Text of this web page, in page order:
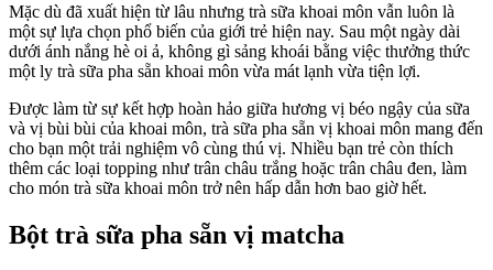
Mặc dù đã xuất hiện từ lâu nhưng trà sữa khoai môn vẫn luôn là
một sự lựa chọn phổ biến của giới trẻ hiện nay. Sau một ngày dài
dưới ánh nắng hè oi ả, không gì sảng khoái bằng việc thưởng thức
một ly trà sữa pha sẵn khoai môn vừa mát lạnh vừa tiện lợi.
Được làm từ sự kết hợp hoàn hảo giữa hương vị béo ngậy của sữa
và vị bùi bùi của khoai môn, trà sữa pha sẵn vị khoai môn mang đến
cho bạn một trải nghiệm vô cùng thú vị. Nhiều bạn trẻ còn thích
thêm các loại topping như trân châu trắng hoặc trân châu đen, làm
cho món trà sữa khoai môn trở nên hấp dẫn hơn bao giờ hết.
Bột trà sữa pha sẵn vị matcha